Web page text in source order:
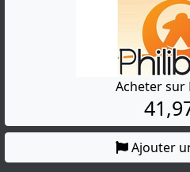
Acheter sur
Ajouter